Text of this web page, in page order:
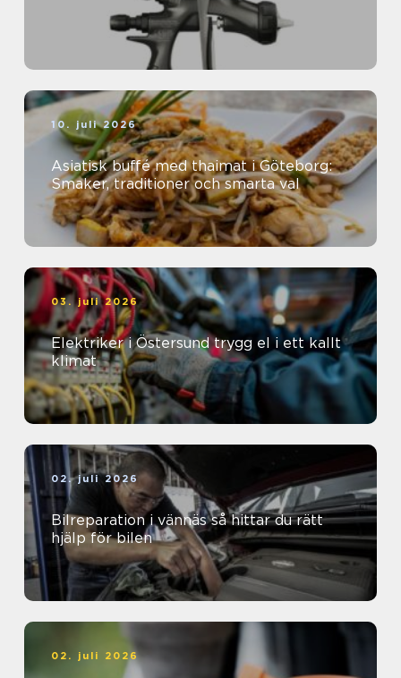
10. juli 2026
Asiatisk buffé med thaimat i Göteborg:
Smaker, traditioner och smarta val
03. juli 2026
Elektriker i Östersund trygg el i ett kallt
klimat
02. juli 2026
Bilreparation i vännäs så hittar du rätt
hjälp för bilen
02. juli 2026